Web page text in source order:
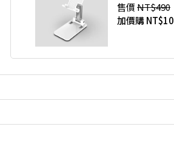
售價NT$490
加價購NT$10